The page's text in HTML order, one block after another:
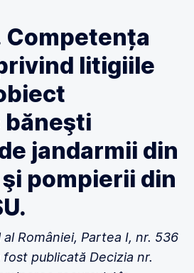
Competența
litigiile
jandarmii din
pompierii din
României, Partea I, nr. 536
publicată Decizia nr.